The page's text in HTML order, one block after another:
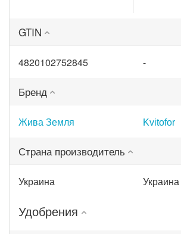
GTIN
4820102752845 -
Бренд
Жива Земля Kvitofor
Страна производитель
Украина Украина
Удобрения